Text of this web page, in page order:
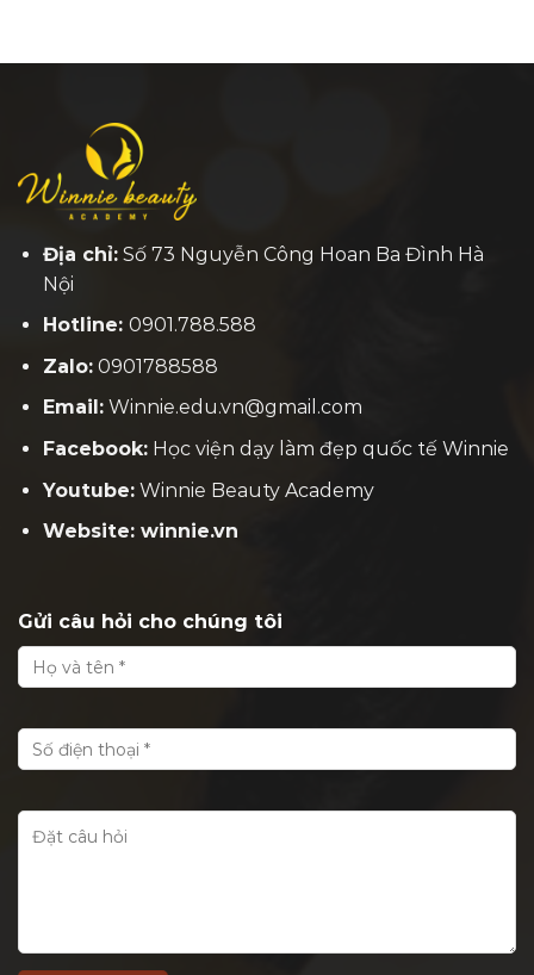
Địa chỉ:Số 73 Nguyễn Công Hoan Ba Đình Hà
Nội
Hotline: 0901.788.588
Zalo:0901788588
Email:Winnie.edu.vn@gmail.com
Facebook:Học viện dạy làm đẹp quốc tế Winnie
Youtube:Winnie Beauty Academy
Website: winnie.vn
Gửi câu hỏi cho chúng tôi